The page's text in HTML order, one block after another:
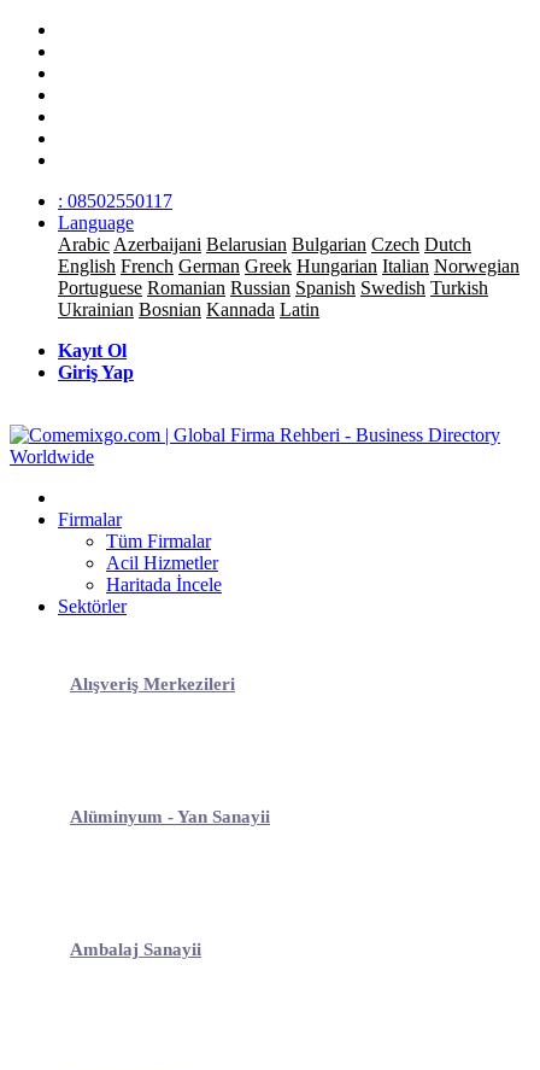
: 08502550117
Language
Arabic Azerbaijani Belarusian Bulgarian Czech Dutch
English French German Greek Hungarian Italian Norwegian
Portuguese Romanian Russian Spanish Swedish Turkish
Ukrainian Bosnian Kannada Latin
Kayıt Ol
Giriş Yap
Firmalar
Tüm Firmalar
Acil Hizmetler
Haritada İncele
Sektörler
Alışveriş Merkezileri
Alüminyum - Yan Sanayii
Ambalaj Sanayii